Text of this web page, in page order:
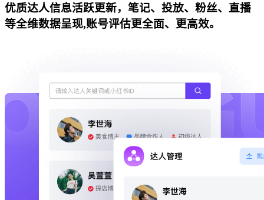
优质达人信息活跃更新，笔记、投放、粉丝、直播
等全维数据呈现,账号评估更全面、更高效。